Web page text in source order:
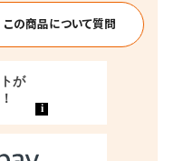
この商品について質問